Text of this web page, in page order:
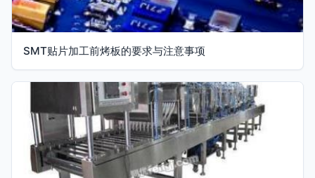
SMT贴片加工前烤板的要求与注意事项